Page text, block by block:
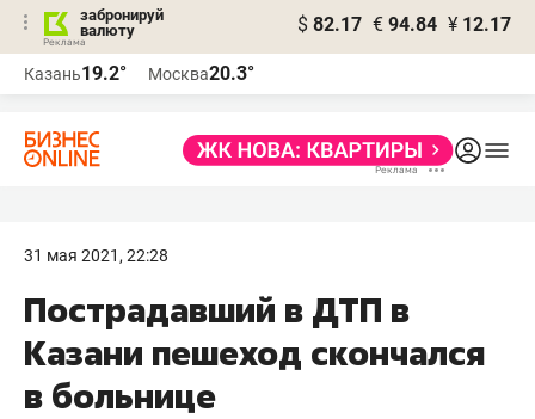
забронируй
валюту
$ 82.17 € 94.84 ¥ 12.17
Казань19.2° Москва20.3°
31 мая 2021, 22:28
Пострадавший в ДТП в
Казани пешеход скончался
в больнице